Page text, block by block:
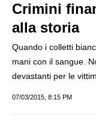
Crimini
alla storia
Quando i colletti
mani con il sangue.
devastanti per le
07/03/2015, 8:15 PM